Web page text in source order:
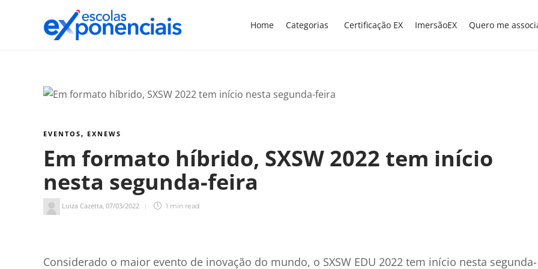
Home Categorias Certificação EX ImersãoEX Quero me
EVENTOS, EXNEWS
Em formato híbrido, SXSW 2022 tem início
nesta segunda-feira
Luiza Cazetta, 07/03/2022 1 min read
Considerado o maior evento de inovação do mundo, o SXSW EDU 2022 tem início nesta segunda-